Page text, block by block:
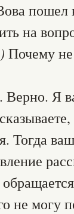
на
Почему
Верно. Я
Тогда
не могу